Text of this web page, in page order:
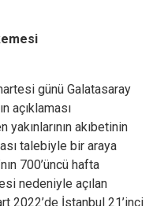
günü Galatasaray
açıklaması
akıbetinin
talebiyle bir araya
700’üncü hafta
nedeniyle açılan
2022’de İstanbul 21’inci